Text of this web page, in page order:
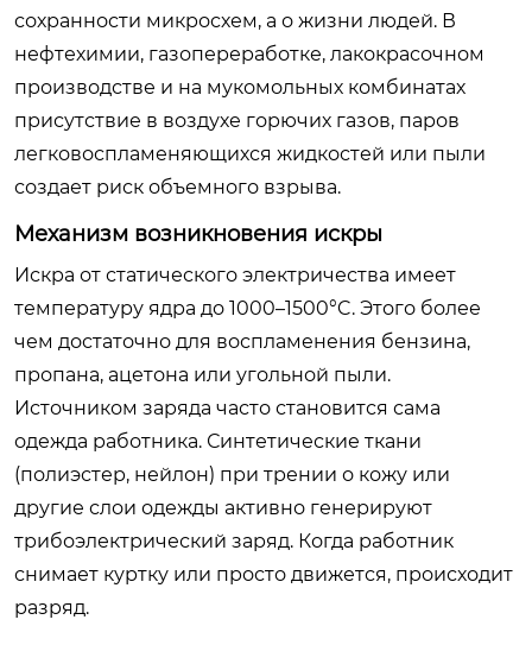
сохранности микросхем, а о жизни людей. В
нефтехимии, газопереработке, лакокрасочном
производстве и на мукомольных комбинатах
присутствие в воздухе горючих газов, паров
легковоспламеняющихся жидкостей или пыли
создает риск объемного взрыва.
Механизм возникновения искры
Искра от статического электричества имеет
температуру ядра до 1000–1500°C. Этого более
чем достаточно для воспламенения бензина,
пропана, ацетона или угольной пыли.
Источником заряда часто становится сама
одежда работника. Синтетические ткани
(полиэстер, нейлон) при трении о кожу или
другие слои одежды активно генерируют
трибоэлектрический заряд. Когда работник
снимает куртку или просто движется, происходит
разряд.